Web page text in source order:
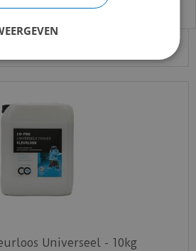
product
Universeel - 10kg